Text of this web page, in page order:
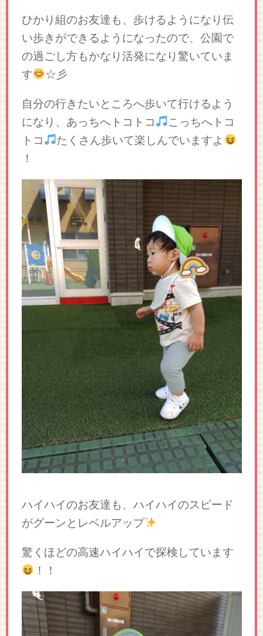
ひかり組のお友達も、歩けるようになり伝
い歩きができるようになったので、公園で
の過ごし方もかなり活発になり驚いていま
す
☆彡
自分の行きたいところへ歩いて行けるよう
になり、あっちへトコトコ
こっちへトコ
トコ
たくさん歩いて楽しんでいますよ
！
ハイハイのお友達も、ハイハイのスピード
がグーンとレベルアップ
驚くほどの高速ハイハイで探検しています
！！